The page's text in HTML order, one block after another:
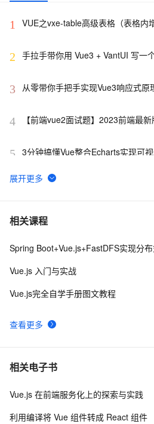
1
VUE之vxe-table高级表格（表格内
2 手拉手带你用 Vue3 + VantUI 写一
3
从零带你手把手实现Vue3响应式
4
【前端vue2面试题】2023前端最
5 3分钟搞懂Vue整合Echarts实现可
6 解决vue3使用element-ui
7 前端组件之Bootstrap与Ant design
8 vue3源码解析 --- 组件渲染：vnode
相关课程
查看更多
Spring Boot+Vue.js+FastDFS实现分
Vue.js 入门与实战
Vue.js完全自学手册图文教程
相关电子书
Vue.js 在前端服务化上的探索与实践
利用编译将 Vue 组件转成 React 组件